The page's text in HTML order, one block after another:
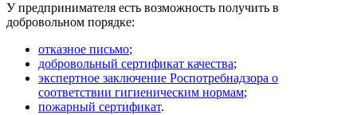
У предпринимателя есть возможность получить в
добровольном порядке:
отказное письмо;
добровольный сертификат качества;
экспертное заключение Роспотребнадзора о
соответствии гигиеническим нормам;
пожарный сертификат.